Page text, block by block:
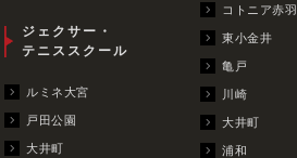
ジェクサー・
テニススクール
ルミネ大宮
戸田公園
大井町
コトニア赤羽
東小金井
亀戸
川崎
大井町
浦和